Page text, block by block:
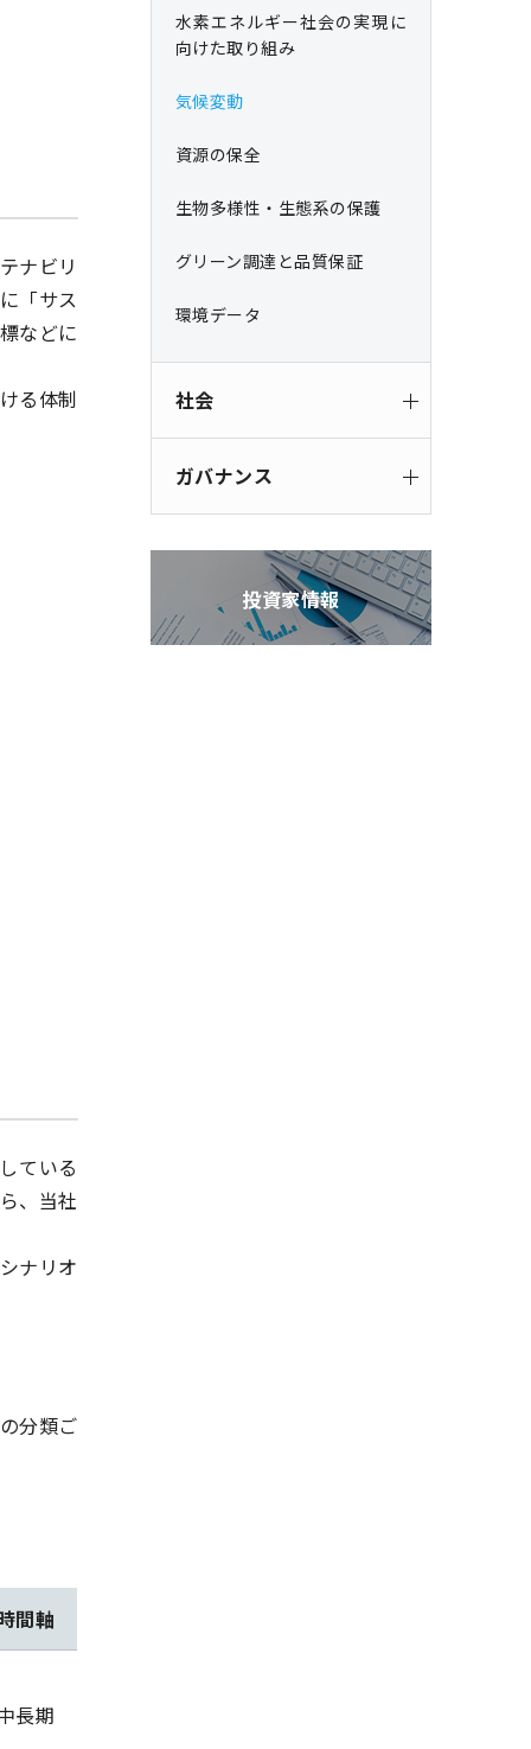
ナビリ
「サス
などに
る体制
ている
、当社
ナリオ
分類ご
間軸
長期
水素エネルギー社会の実現に
向けた取り組み
気候変動
資源の保全
生物多様性・生態系の保護
グリーン調達と品質保証
環境データ
社会
ガバナンス
投資家情報